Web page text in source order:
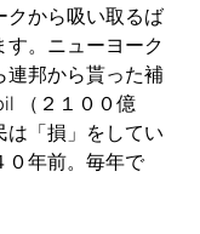
クから吸い取るば
。ニューヨーク
連邦から貰った補
（２１００億
は「損」をしてい
０年前。毎年で